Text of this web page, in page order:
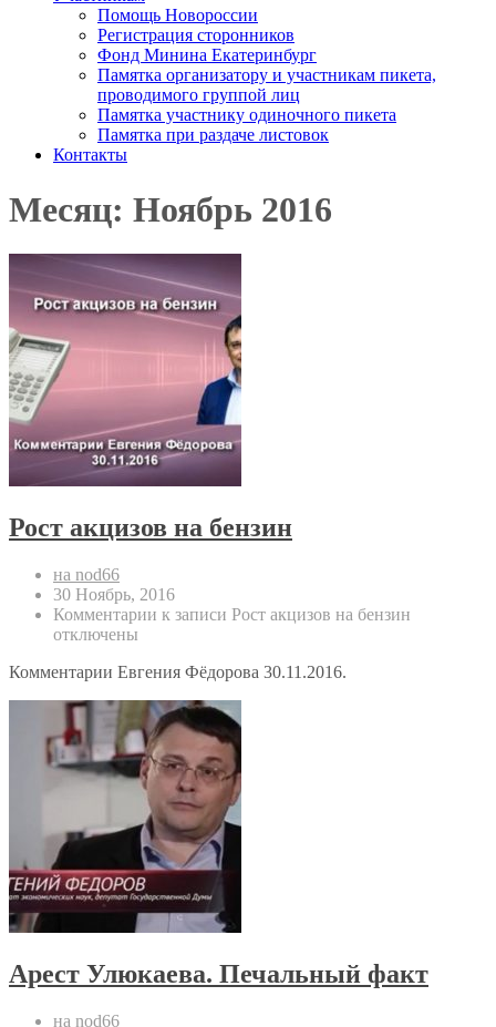
Помощь Новороссии
Регистрация сторонников
Фонд Минина Екатеринбург
Памятка организатору и участникам пикета,
проводимого группой лиц
Памятка участнику одиночного пикета
Памятка при раздаче листовок
Контакты
Месяц: Ноябрь 2016
Рост акцизов на бензин
на nod66
30 Ноябрь, 2016
Комментарии к записи Рост акцизов на бензин
отключены
Комментарии Евгения Фёдорова 30.11.2016.
Арест Улюкаева. Печальный факт
на nod66